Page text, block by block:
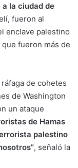
la ciudad de
fueron al
enclave palestino
fueron más de
de cohetes
de Washington
un ataque
de Hamas
palestino
, señaló la